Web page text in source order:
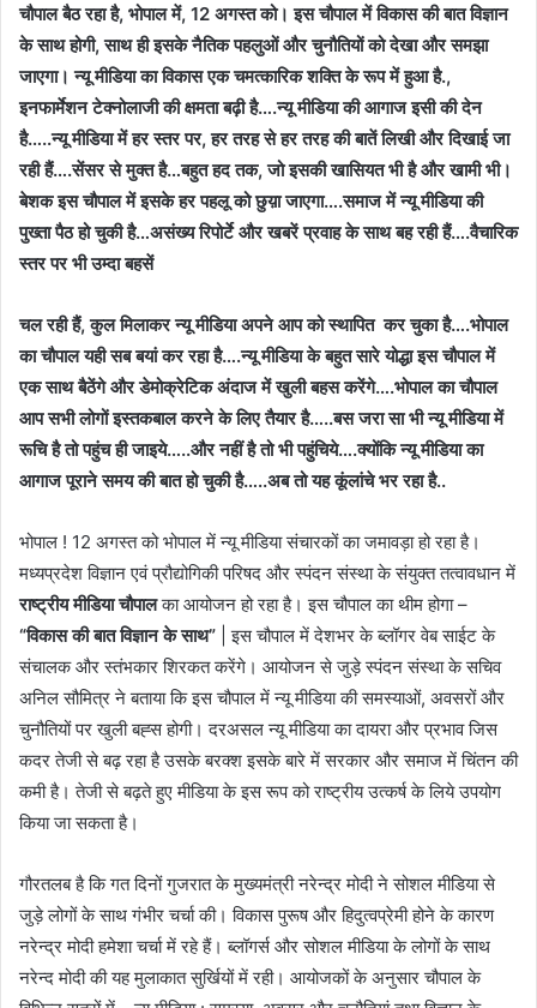
चौपाल बैठ रहा है, भोपाल में, 12 अगस्त को। इस चौपाल में विकास की बात विज्ञान
के साथ होगी, साथ ही इसके नैतिक पहलुओं और चुनौतियों को देखा और समझा
जाएगा। न्यू मीडिया का विकास एक चमत्कारिक शक्ति के रूप में हुआ है.,
इनफार्मेशन टेक्नोलाजी की क्षमता बढ़ी है….न्यू मीडिया की आगाज इसी की देन
है…..न्यू मीडिया में हर स्तर पर, हर तरह से हर तरह की बातें लिखी और दिखाई जा
रही हैं….सेंसर से मुक्त है…बहुत हद तक, जो इसकी खासियत भी है और खामी भी।
बेशक इस चौपाल में इसके हर पहलू को छुय़ा जाएगा….समाज में न्यू मीडिया की
पुख्ता पैठ हो चुकी है…असंख्य रिपोर्टे और खबरें प्रवाह के साथ बह रही हैं….वैचारिक
स्तर पर भी उम्दा बहसें
चल रही हैं, कुल मिलाकर न्यू मीडिया अपने आप को स्थापित कर चुका है….भोपाल
का चौपाल यही सब बयां कर रहा है….न्यू मीडिया के बहुत सारे योद्धा इस चौपाल में
एक साथ बैठेंगे और डेमोक्रेटिक अंदाज में खुली बहस करेंगे….भोपाल का चौपाल
आप सभी लोगों इस्तकबाल करने के लिए तैयार है…..बस जरा सा भी न्यू मीडिया में
रूचि है तो पहुंच ही जाइये…..और नहीं है तो भी पहुंचिये….क्योंकि न्यू मीडिया का
आगाज पूराने समय की बात हो चुकी है…..अब तो यह कूंलांचे भर रहा है..
भोपाल ! 12 अगस्त को भोपाल में न्यू मीडिया संचारकों का जमावड़ा हो रहा है।
मध्यप्रदेश विज्ञान एवं प्रौद्योगिकी परिषद और स्पंदन संस्था के संयुक्त तत्वावधान में
राष्ट्रीय मीडिया चौपालका आयोजन हो रहा है। इस चौपाल का थीम होगा –
“विकास की बात विज्ञान के साथ”
| इस चौपाल में देशभर के ब्लॉगर वेब साईट के
संचालक और स्तंभकार शिरकत करेंगे। आयोजन से जुड़े स्पंदन संस्था के सचिव
अनिल सौमित्र ने बताया कि इस चौपाल में न्यू मीडिया की समस्याओं, अवसरों और
चुनौतियों पर खुली बह्स होगी। दरअसल न्यू मीडिया का दायरा और प्रभाव जिस
कदर तेजी से बढ़ रहा है उसके बरक्श इसके बारे में सरकार और समाज में चिंतन की
कमी है। तेजी से बढ़ते हुए मीडिया के इस रूप को राष्ट्रीय उत्कर्ष के लिये उपयोग
किया जा सकता है।
गौरतलब है कि गत दिनों गुजरात के मुख्यमंत्री नरेन्द्र मोदी ने सोशल मीडिया से
जुड़े लोगों के साथ गंभीर चर्चा की। विकास पुरूष और हिदुत्वप्रेमी होने के कारण
नरेन्द्र मोदी हमेशा चर्चा में रहे हैं। ब्लॉगर्स और सोशल मीडिया के लोगों के साथ
नरेन्द मोदी की यह मुलाकात सुर्खियों में रही। आयोजकों के अनुसार चौपाल के